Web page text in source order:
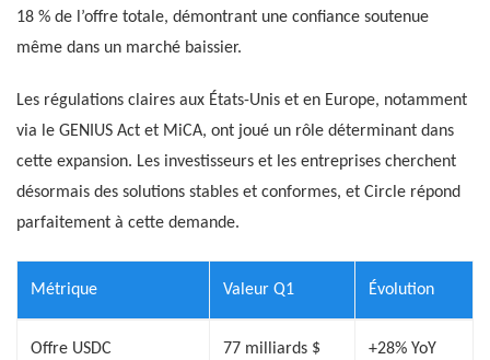
18 % de l’offre totale, démontrant une confiance soutenue
même dans un marché baissier.
Les régulations claires aux États-Unis et en Europe, notamment
via le GENIUS Act et MiCA, ont joué un rôle déterminant dans
cette expansion. Les investisseurs et les entreprises cherchent
désormais des solutions stables et conformes, et Circle répond
parfaitement à cette demande.
Métrique Valeur Q1 Évolution
Offre USDC 77 milliards $ +28% YoY